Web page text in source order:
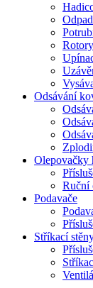
Rotory
Odsávání
Olepovačky
Ruční
Podavače
Stříkací